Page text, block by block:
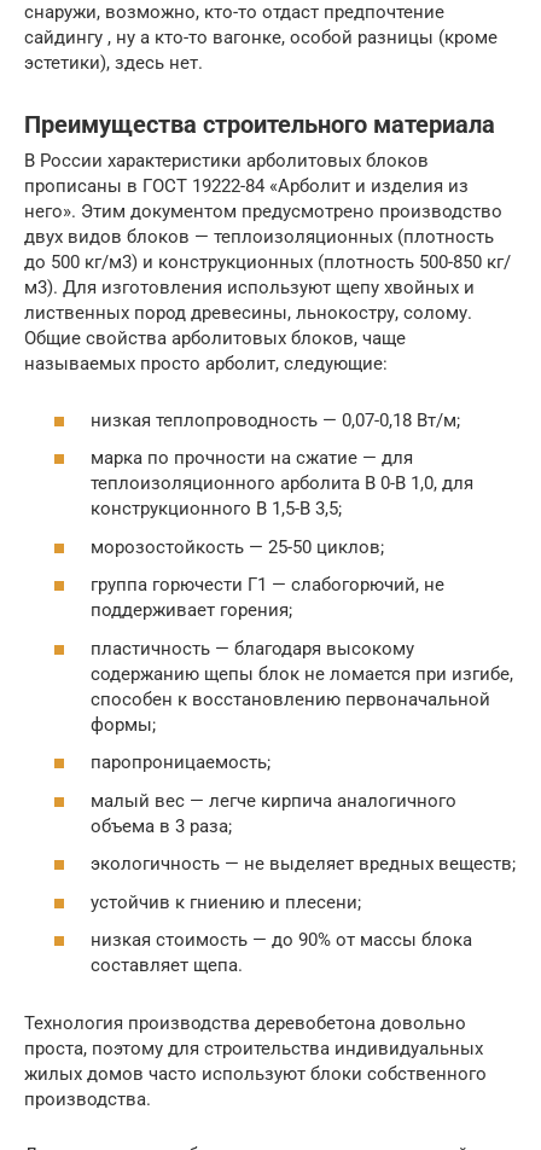
снаружи, возможно, кто-то отдаст предпочтение
сайдингу , ну а кто-то вагонке, особой разницы (кроме
эстетики), здесь нет.
Преимущества строительного материала
В России характеристики арболитовых блоков
прописаны в ГОСТ 19222-84 «Арболит и изделия из
него». Этим документом предусмотрено производство
двух видов блоков — теплоизоляционных (плотность
до 500 кг/м3) и конструкционных (плотность 500-850 кг/
м3). Для изготовления используют щепу хвойных и
лиственных пород древесины, льнокостру, солому.
Общие свойства арболитовых блоков, чаще
называемых просто арболит, следующие:
низкая теплопроводность — 0,07-0,18 Вт/м;
марка по прочности на сжатие — для
теплоизоляционного арболита В 0-В 1,0, для
конструкционного В 1,5-В 3,5;
морозостойкость — 25-50 циклов;
группа горючести Г1 — слабогорючий, не
поддерживает горения;
пластичность — благодаря высокому
содержанию щепы блок не ломается при изгибе,
способен к восстановлению первоначальной
формы;
паропроницаемость;
малый вес — легче кирпича аналогичного
объема в 3 раза;
экологичность — не выделяет вредных веществ;
устойчив к гниению и плесени;
низкая стоимость — до 90% от массы блока
составляет щепа.
Технология производства деревобетона довольно
проста, поэтому для строительства индивидуальных
жилых домов часто используют блоки собственного
производства.